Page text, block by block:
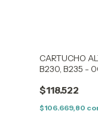
CARTUCHO
B230, B235 -
$118.522
$106.669,80